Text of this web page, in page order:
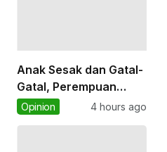
Anak Sesak dan Gatal-
Gatal, Perempuan
Alami KDRT, Biaya
Opinion 4 hours ago